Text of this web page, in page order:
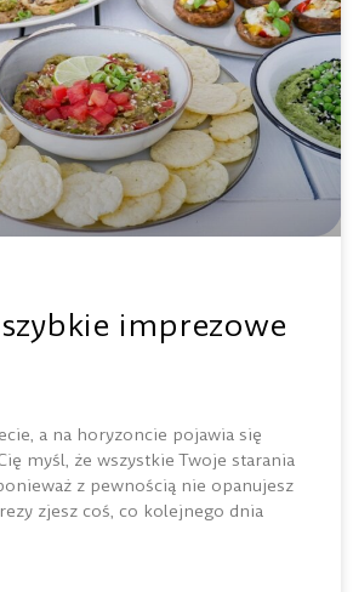
imprezowe
a na horyzoncie pojawia się
myśl, że wszystkie Twoje starania
z pewnością nie opanujesz
zjesz coś, co kolejnego dnia